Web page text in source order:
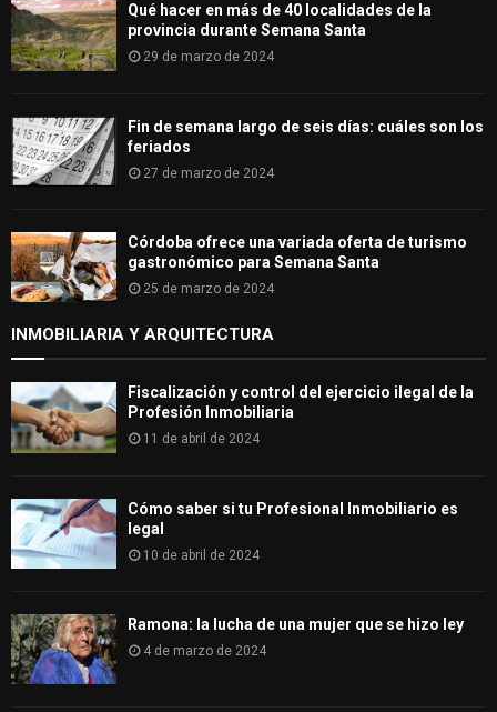
Qué hacer en más de 40 localidades de la
provincia durante Semana Santa
29 de marzo de 2024
Fin de semana largo de seis días: cuáles son los
feriados
27 de marzo de 2024
Córdoba ofrece una variada oferta de turismo
gastronómico para Semana Santa
25 de marzo de 2024
INMOBILIARIA Y ARQUITECTURA
Fiscalización y control del ejercicio ilegal de la
Profesión Inmobiliaria
11 de abril de 2024
Cómo saber si tu Profesional Inmobiliario es
legal
10 de abril de 2024
Ramona: la lucha de una mujer que se hizo ley
4 de marzo de 2024